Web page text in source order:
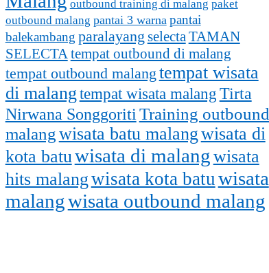
outbound training di malang paket
outbound malang pantai 3 warna pantai
balekambang paralayang selectaTAMAN
SELECTAtempat outbound di malang
tempat outbound malang tempat wisata
di malangtempat wisata malangTirta
Nirwana Songgoriti Training outbound
malangwisata batu malangwisata di
kota batuwisata di malangwisata
hits malangwisata kota batu wisata
malangwisata outbound malang